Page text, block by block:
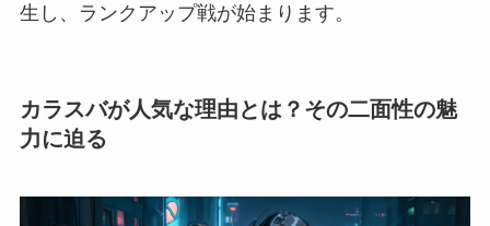
生し、ランクアップ戦が始まります。
カラスバが人気な理由とは？その二面性の魅
力に迫る